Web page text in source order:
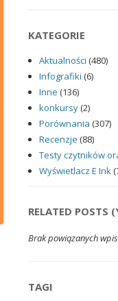
KATEGORIE
Aktualności (480)
Infografiki (6)
Inne (136)
konkursy(2)
Porównania (307)
Recenzje (88)
Testy czytników
Wyświetlacz E Ink
RELATED POSTS
Brak powiązanych
TAGI